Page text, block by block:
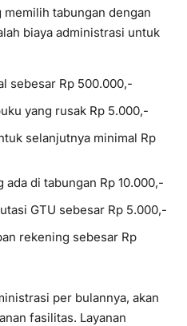
tabungan dengan
biaya administrasi untuk
sebesar Rp 500.000,-
yang rusak Rp 5.000,-
selanjutnya minimal Rp
ada di tabungan Rp 10.000,-
GTU sebesar Rp 5.000,-
rekening sebesar Rp
per bulannya, akan
fasilitas. Layanan